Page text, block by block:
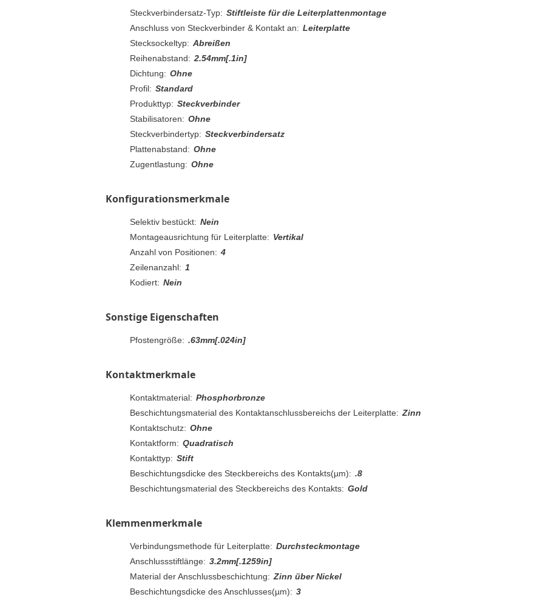
Steckverbindersatz-Typ: Stiftleiste für die Leiterplattenmontage
Anschluss von Steckverbinder & Kontakt an: Leiterplatte
Stecksockeltyp: Abreißen
Reihenabstand: 2.54mm[.1in]
Dichtung: Ohne
Profil: Standard
Produkttyp: Steckverbinder
Stabilisatoren: Ohne
Steckverbindertyp: Steckverbindersatz
Plattenabstand: Ohne
Zugentlastung: Ohne
Konfigurationsmerkmale
Selektiv bestückt: Nein
Montageausrichtung für Leiterplatte: Vertikal
Anzahl von Positionen: 4
Zeilenanzahl: 1
Kodiert: Nein
Sonstige Eigenschaften
Pfostengröße: .63mm[.024in]
Kontaktmerkmale
Kontaktmaterial: Phosphorbronze
Beschichtungsmaterial des Kontaktanschlussbereichs der Leiterplatte: Zinn
Kontaktschutz: Ohne
Kontaktform: Quadratisch
Kontakttyp: Stift
Beschichtungsdicke des Steckbereichs des Kontakts(µm): .8
Beschichtungsmaterial des Steckbereichs des Kontakts: Gold
Klemmenmerkmale
Verbindungsmethode für Leiterplatte: Durchsteckmontage
Anschlussstiftlänge: 3.2mm[.1259in]
Material der Anschlussbeschichtung: Zinn über Nickel
Beschichtungsdicke des Anschlusses(µm): 3